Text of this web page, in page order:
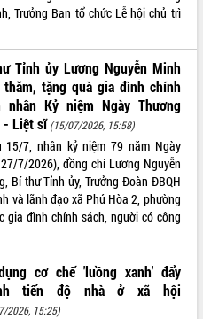
Trưởng Ban tổ chức Lễ hội chủ trì
Tỉnh ủy Lương Nguyễn Minh
thăm, tặng quà gia đình chính
nhân Kỷ niệm Ngày Thương
- Liệt sĩ (15/07/2026, 15:58)
15/7, nhân kỷ niệm 79 năm Ngày
7/2026), đồng chí Lương Nguyễn
Bí thư Tỉnh ủy, Trưởng Đoàn ĐBQH
và lãnh đạo xã Phú Hòa 2, phường
gia đình chính sách, người có công
cơ chế 'luồng xanh' đẩy
tiến độ nhà ở xã hội
2026, 15:25)